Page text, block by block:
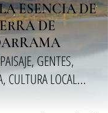
ESENCIA DE
DE
GENTES,
CULTURA LOCAL...